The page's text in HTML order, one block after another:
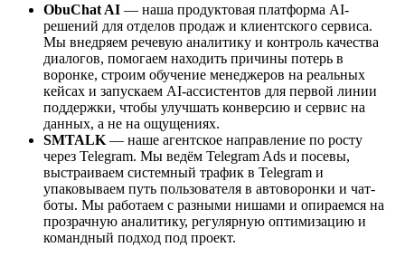
ObuChat AI — наша продуктовая платформа AI-
решений для отделов продаж и клиентского сервиса.
Мы внедряем речевую аналитику и контроль качества
диалогов, помогаем находить причины потерь в
воронке, строим обучение менеджеров на реальных
кейсах и запускаем AI-ассистентов для первой линии
поддержки, чтобы улучшать конверсию и сервис на
данных, а не на ощущениях.
SMTALK — наше агентское направление по росту
через Telegram. Мы ведём Telegram Ads и посевы,
выстраиваем системный трафик в Telegram и
упаковываем путь пользователя в автоворонки и чат-
боты. Мы работаем с разными нишами и опираемся на
прозрачную аналитику, регулярную оптимизацию и
командный подход под проект.